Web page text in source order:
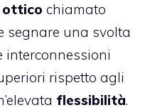
ottico chiamato
segnare una svolta
interconnessioni
rispetto agli
flessibilità.